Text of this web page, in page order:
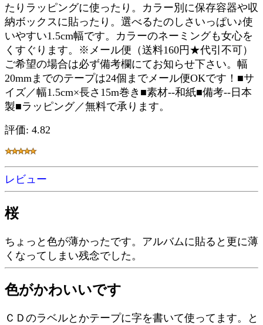
たりラッピングに使ったり。カラー別に保存容器や収
納ボックスに貼ったり。選べるたのしさいっぱい♪使
いやすい1.5cm幅です。カラーのネーミングも女心を
くすぐります。※メール便（送料160円★代引不可）
ご希望の場合は必ず備考欄にてお知らせ下さい。幅
20mmまでのテープは24個までメール便OKです！■サ
イズ／幅1.5cm×長さ15m巻き■素材--和紙■備考--日本
製■ラッピング／無料で承ります。
評価: 4.82
レビュー
桜
ちょっと色が薄かったです。アルバムに貼ると更に薄
くなってしまい残念でした。
色がかわいいです
ＣＤのラベルとかテープに字を書いて使ってます。と